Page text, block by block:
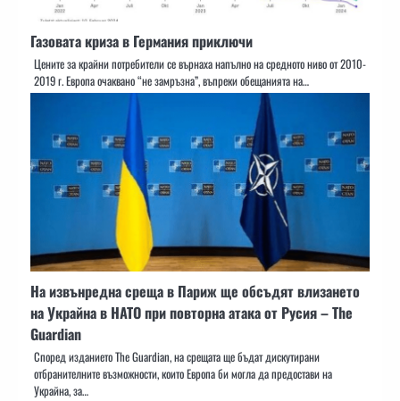
Газовата криза в Германия приключи
Цените за крайни потребители се върнаха напълно на средното ниво от 2010-
2019 г. Европа очаквано “не замръзна”, въпреки обещанията на…
На извънредна среща в Париж ще обсъдят влизането
на Украйна в НАТО при повторна атака от Русия – The
Guardian
Според изданието The Guardian, на срещата ще бъдат дискутирани
отбранителните възможности, които Европа би могла да предостави на
Украйна, за…